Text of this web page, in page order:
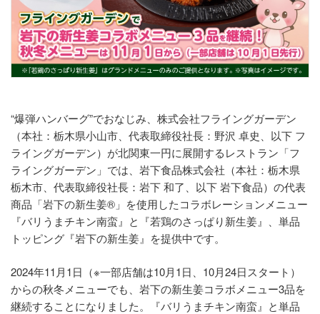
“爆弾ハンバーグ”でおなじみ、株式会社フライングガーデン
（本社：栃木県小山市、代表取締役社長：野沢 卓史、以下 フ
ライングガーデン）が北関東一円に展開するレストラン「フ
ライングガーデン」では、岩下食品株式会社（本社：栃木県
栃木市、代表取締役社長：岩下 和了、以下 岩下食品）の代表
商品「岩下の新生姜®」を使用したコラボレーションメニュー
『バリうまチキン南蛮』と『若鶏のさっぱり新生姜』、単品
トッピング『岩下の新生姜』を提供中です。
2024年11月1日（※一部店舗は10月1日、10月24日スタート）
からの秋冬メニューでも、岩下の新生姜コラボメニュー3品を
継続することになりました。『バリうまチキン南蛮』と単品